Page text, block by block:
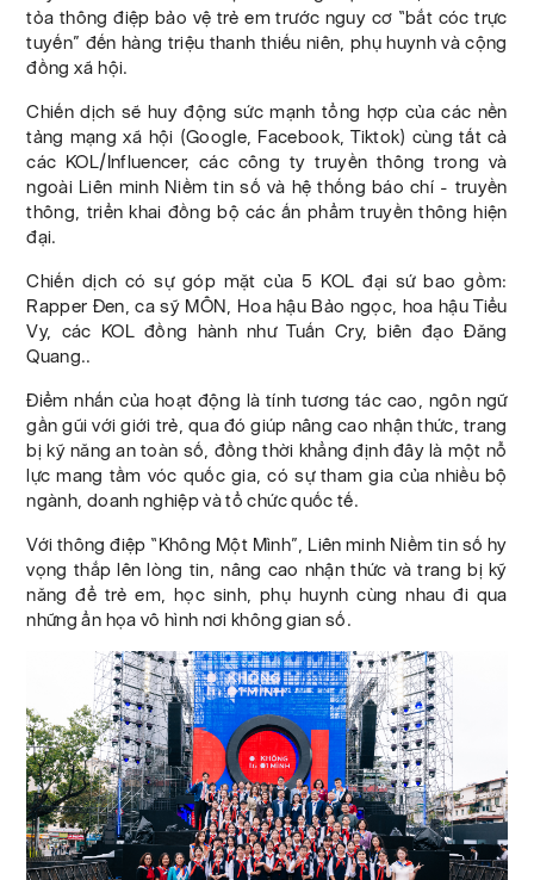
tỏa thông điệp bảo vệ trẻ em trước nguy cơ “bắt cóc trực
tuyến” đến hàng triệu thanh thiếu niên, phụ huynh và cộng
đồng xã hội.
Chiến dịch sẽ huy động sức mạnh tổng hợp của các nền
tảng mạng xã hội (Google, Facebook, Tiktok) cùng tất cả
các KOL/Influencer, các công ty truyền thông trong và
ngoài Liên minh Niềm tin số và hệ thống báo chí - truyền
thông, triển khai đồng bộ các ấn phẩm truyền thông hiện
đại.
Chiến dịch có sự góp mặt của 5 KOL đại sứ bao gồm:
Rapper Đen, ca sỹ MÔN, Hoa hậu Bảo ngọc, hoa hậu Tiểu
Vy, các KOL đồng hành như Tuấn Cry, biên đạo Đăng
Quang..
Điểm nhấn của hoạt động là tính tương tác cao, ngôn ngữ
gần gũi với giới trẻ, qua đó giúp nâng cao nhận thức, trang
bị kỹ năng an toàn số, đồng thời khẳng định đây là một nỗ
lực mang tầm vóc quốc gia, có sự tham gia của nhiều bộ
ngành, doanh nghiệp và tổ chức quốc tế.
Với thông điệp “Không Một Mình”, Liên minh Niềm tin số hy
vọng thắp lên lòng tin, nâng cao nhận thức và trang bị kỹ
năng để trẻ em, học sinh, phụ huynh cùng nhau đi qua
những ẩn họa vô hình nơi không gian số.